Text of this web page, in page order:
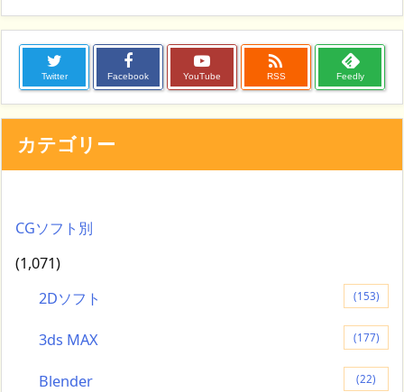
Twitter Facebook YouTube

RSS Feedly
カテゴリー
CGソフト別
(1,071)
2Dソフト
(153)
3ds MAX (177)
Blender (22)